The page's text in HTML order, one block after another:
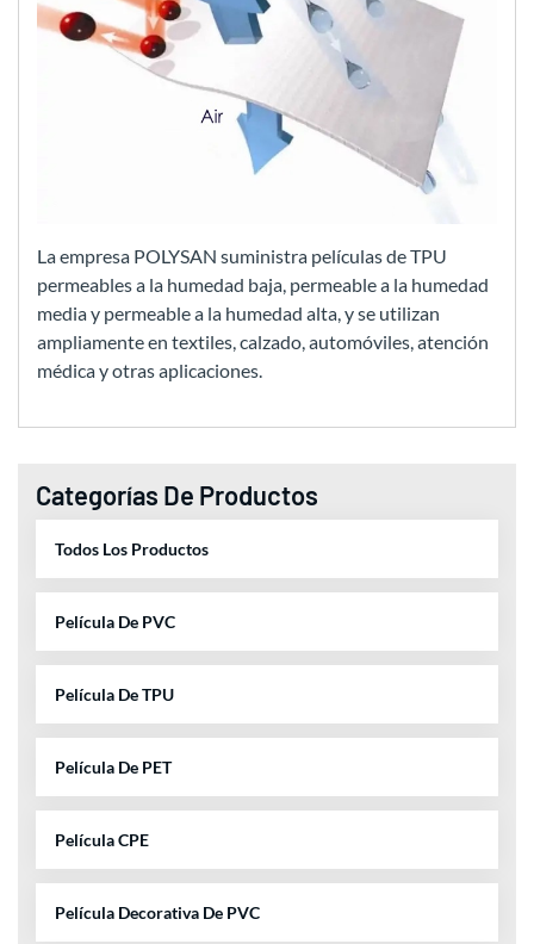
La empresa POLYSAN suministra películas de TPU
permeables a la humedad baja, permeable a la humedad
media y permeable a la humedad alta, y se utilizan
ampliamente en textiles, calzado, automóviles, atención
médica y otras aplicaciones.
Categorías De Productos
Todos Los Productos
Película De PVC
Película De TPU
Película De PET
Película CPE
Película Decorativa De PVC